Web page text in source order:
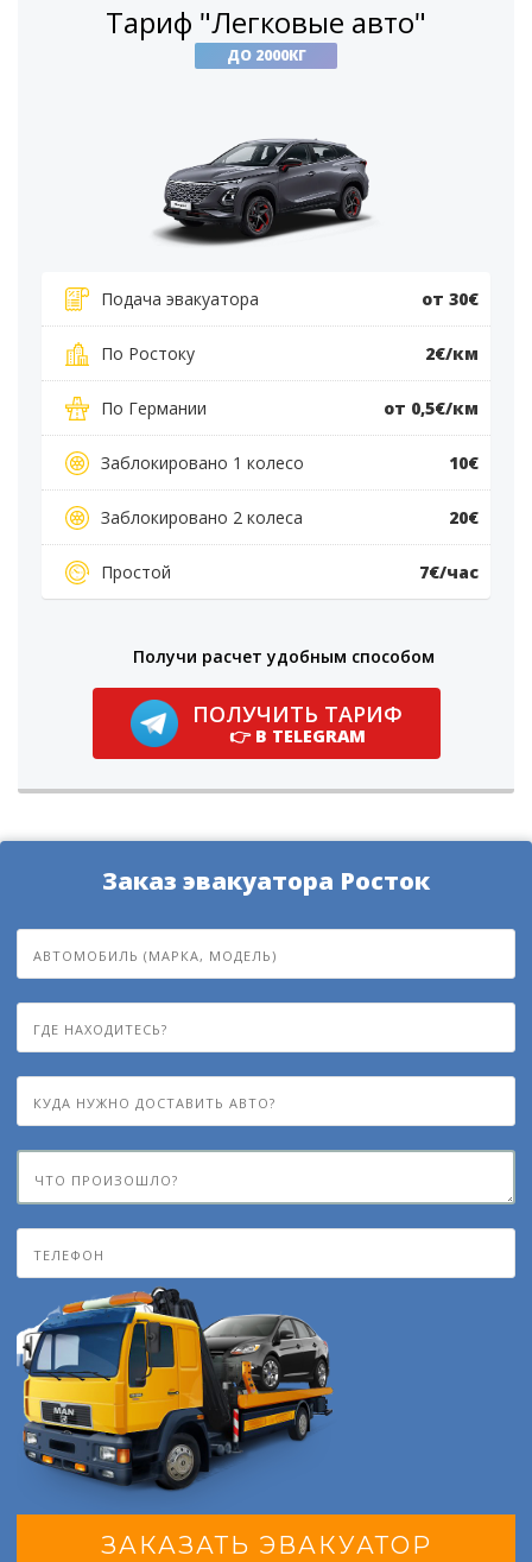
Тариф "Легковые авто"
ДО 2000КГ
Подача эвакуатора от 30€
По Ростоку 2€/км
По Германии от 0,5€/км
Заблокировано 1 колесо 10€
Заблокировано 2 колеса 20€
Простой 7€/час
Получи расчет удобным способом
ПОЛУЧИТЬ ТАРИФ
👉 В TELEGRAM
Заказ эвакуатора Росток
ЗАКАЗАТЬ ЭВАКУАТОР